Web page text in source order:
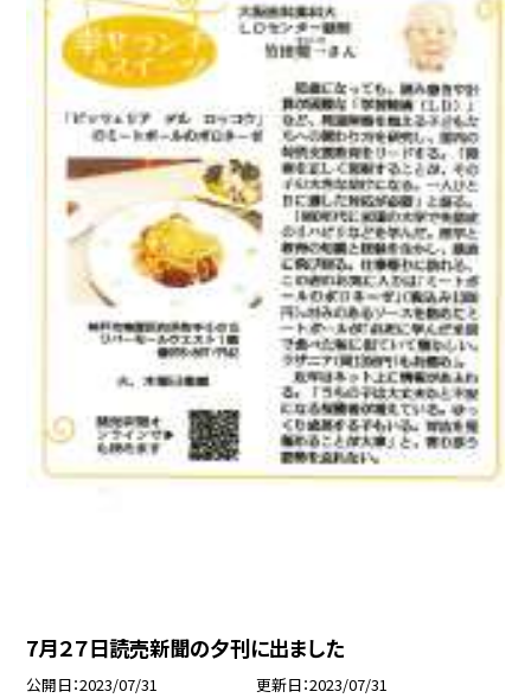
7月２７日読売新聞の夕刊に出ました
公開日 2023/07/31 更新日 2023/07/31